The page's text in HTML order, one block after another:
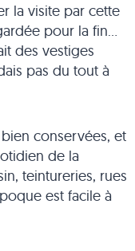
la visite par cette
pour la fin…
des vestiges
pas du tout à
conservées, et
de la
teintureries, rues
est facile à